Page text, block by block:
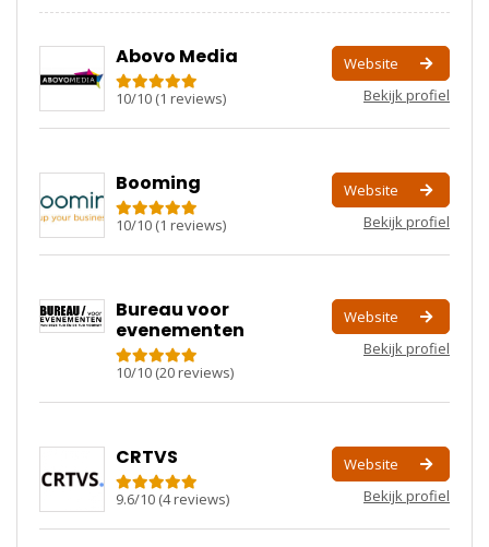
Abovo Media
10/10 (1 reviews)
Website
Bekijk profiel
Booming
10/10 (1 reviews)
Website
Bekijk profiel
Bureau voor
evenementen
10/10 (20reviews)
Website
Bekijk profiel
CRTVS
9.6/10 (4reviews)
Website
Bekijk profiel